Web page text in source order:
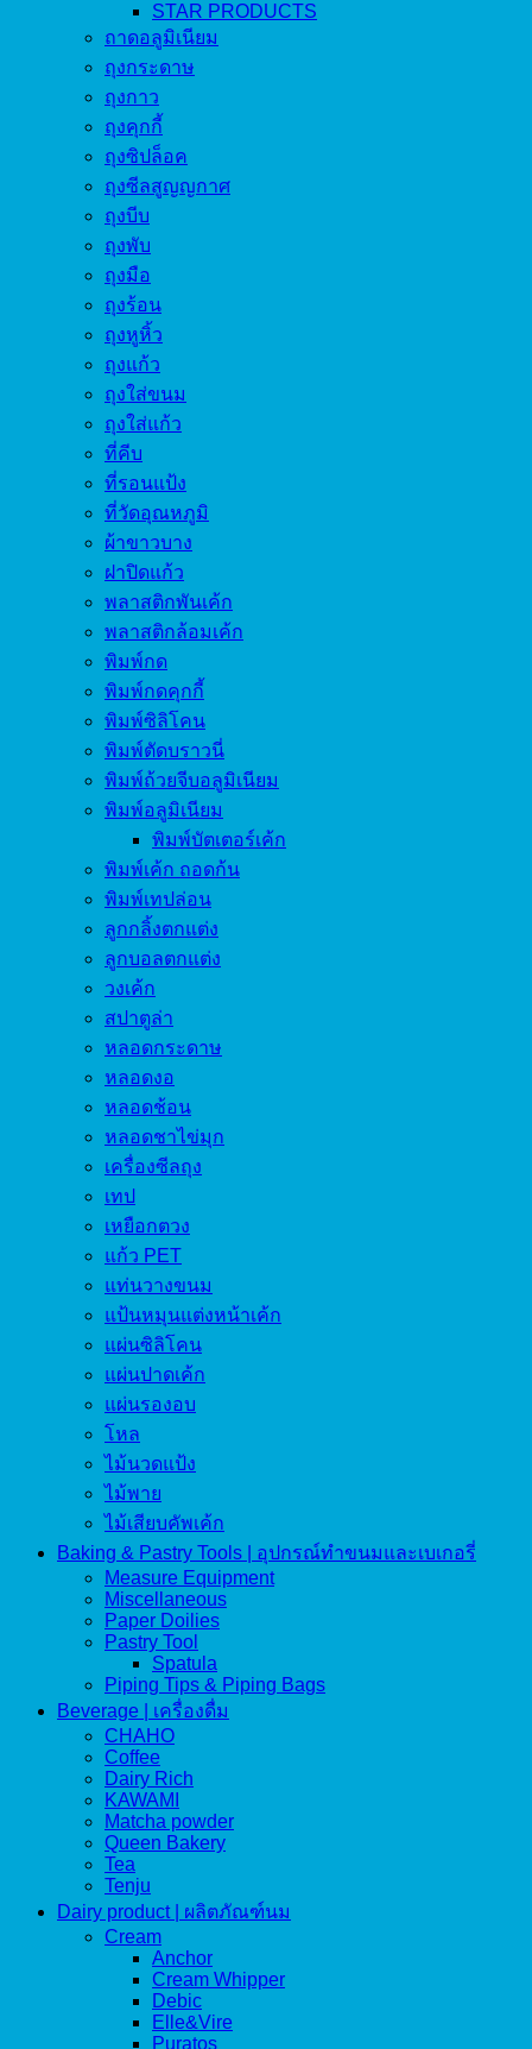
STAR PRODUCTS
ถาดอลูมิเนียม
ถุงกระดาษ
ถุงกาว
ถุงคุกกี้
ถุงซิปล็อค
ถุงซีลสูญญกาศ
ถุงบีบ
ถุงพับ
ถุงมือ
ถุงร้อน
ถุงหูหิ้ว
ถุงแก้ว
ถุงใส่ขนม
ถุงใส่แก้ว
ที่คีบ
ที่รอนแป้ง
ที่วัดอุณหภูมิ
ผ้าขาวบาง
ฝาปิดแก้ว
พลาสติกพันเค้ก
พลาสติกล้อมเค้ก
พิมพ์กด
พิมพ์กดคุกกี้
พิมพ์ซิลิโคน
พิมพ์ตัดบราวนี่
พิมพ์ถ้วยจีบอลูมิเนียม
พิมพ์อลูมิเนียม
พิมพ์บัตเตอร์เค้ก
พิมพ์เค้ก ถอดก้น
พิมพ์เทปล่อน
ลูกกลิ้งตกแต่ง
ลูกบอลตกแต่ง
วงเค้ก
สปาตูล่า
หลอดกระดาษ
หลอดงอ
หลอดช้อน
หลอดชาไข่มุก
เครื่องซีลถุง
เทป
เหยือกตวง
แก้ว PET
แท่นวางขนม
แป้นหมุนแต่งหน้าเค้ก
แผ่นซิลิโคน
แผ่นปาดเค้ก
แผ่นรองอบ
โหล
ไม้นวดแป้ง
ไม้พาย
ไม้เสียบคัพเค้ก
Baking & Pastry Tools | อุปกรณ์ทำขนมและเบเกอรี่
Measure Equipment
Miscellaneous
Paper Doilies
Pastry Tool
Spatula
Piping Tips & Piping Bags
Beverage | เครื่องดื่ม
CHAHO
Coffee
Dairy Rich
KAWAMI
Matcha powder
Queen Bakery
Tea
Tenju
Dairy product | ผลิตภัณฑ์นม
Cream
Anchor
Cream Whipper
Debic
Elle&Vire
Puratos